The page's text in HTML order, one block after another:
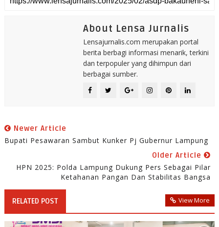
About Lensa Jurnalis
Lensajurnalis.com merupakan portal
berita berbagi informasi menarik, terkini
dan terpopuler yang dihimpun dari
berbagai sumber.
Newer Article
Bupati Pesawaran Sambut Kunker Pj Gubernur Lampung
Older Article
HPN 2025: Polda Lampung Dukung Pers Sebagai Pilar
Ketahanan Pangan Dan Stabilitas Bangsa
RELATED POST View More